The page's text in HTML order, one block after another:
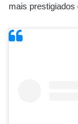
mais prestigiados